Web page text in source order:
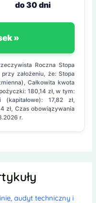
do 30 dni
»
Roczna Stopa
założeniu, że: Stopa
Całkowita kwota
180,14 zł, w tym:
17,82 zł,
zł, Czas obowiązywania
r.
audyt techniczny i